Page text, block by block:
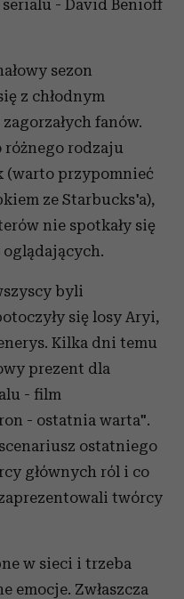
- David Benioff
sezon
z chłodnym
fanów.
różnego rodzaju
(warto przypomnieć
ze Starbucks'a),
nie spotkały się
byli
się losy Aryi,
Kilka dni temu
prezent dla
- film
- ostatnia warta".
ostatniego
głównych ról i co
twórcy
w sieci i trzeba
emocje. Zwłaszcza